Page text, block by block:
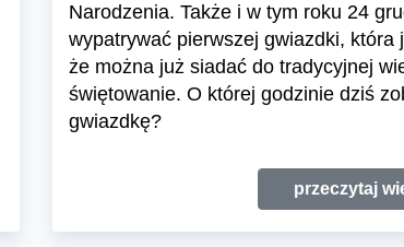
Narodzenia. Także i w tym roku 24
wypatrywać pierwszej gwiazdki, która
że można już siadać do tradycyjnej
świętowanie. O której godzinie dziś
gwiazdkę?
przeczytaj